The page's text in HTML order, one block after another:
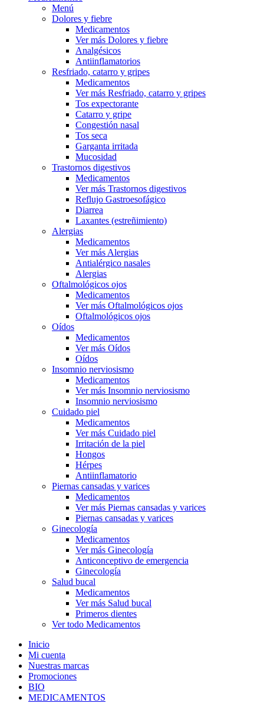
Menú
Dolores y fiebre
Medicamentos
Ver más Dolores y fiebre
Analgésicos
Antiinflamatorios
Resfriado, catarro y gripes
Medicamentos
Ver más Resfriado, catarro y gripes
Tos expectorante
Catarro y gripe
Congestión nasal
Tos seca
Garganta irritada
Mucosidad
Trastornos digestivos
Medicamentos
Ver más Trastornos digestivos
Reflujo Gastroesofágico
Diarrea
Laxantes (estreñimiento)
Alergias
Medicamentos
Ver más Alergias
Antialérgico nasales
Alergias
Oftalmológicos ojos
Medicamentos
Ver más Oftalmológicos ojos
Oftalmológicos ojos
Oídos
Medicamentos
Ver más Oídos
Oídos
Insomnio nerviosismo
Medicamentos
Ver más Insomnio nerviosismo
Insomnio nerviosismo
Cuidado piel
Medicamentos
Ver más Cuidado piel
Irritación de la piel
Hongos
Hérpes
Antiinflamatorio
Piernas cansadas y varices
Medicamentos
Ver más Piernas cansadas y varices
Piernas cansadas y varices
Ginecología
Medicamentos
Ver más Ginecología
Anticonceptivo de emergencia
Ginecología
Salud bucal
Medicamentos
Ver más Salud bucal
Primeros dientes
Ver todo Medicamentos
Inicio
Mi cuenta
Nuestras marcas
Promociones
BIO
MEDICAMENTOS